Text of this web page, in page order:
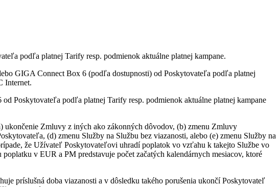
podľa platnej Tarify resp. podmienok aktuálne platnej kampane.
GIGA Connect Box 6 (podľa dostupnosti) od Poskytovateľa podľa platnej
Internet.
Poskytovateľa podľa platnej Tarify resp. podmienok aktuálne platnej kampane
ukončenie Zmluvy z iných ako zákonných dôvodov, (b) zmenu Zmluvy
(d) zmenu Služby na Službu bez viazanosti, alebo (e) zmenu Služby na
že Užívateľ Poskytovateľovi uhradí poplatok vo vzťahu k takejto Službe vo
v EUR a PM predstavuje počet začatých kalendárnych mesiacov, ktoré
príslušná doba viazanosti a v dôsledku takého porušenia ukončí Poskytovateľ